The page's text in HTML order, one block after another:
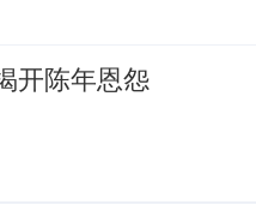
开陈年恩怨